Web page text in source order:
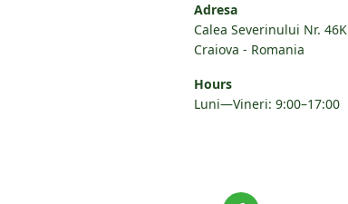
Adresa
Calea Severinului Nr. 46K
Craiova - Romania
Hours
Luni—Vineri: 9:00–17:00